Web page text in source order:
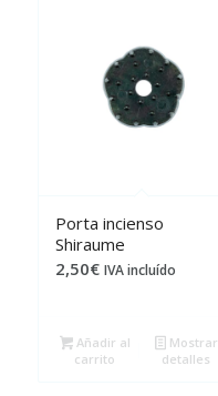
Porta incienso
Shiraume
2,50€ IVA incluído
Añadir al
carrito
Mostrar
detalles